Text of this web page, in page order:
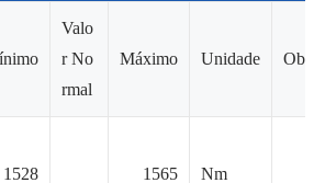
Valo
r No
rmal
Máximo Unidade
1528 1565 Nm